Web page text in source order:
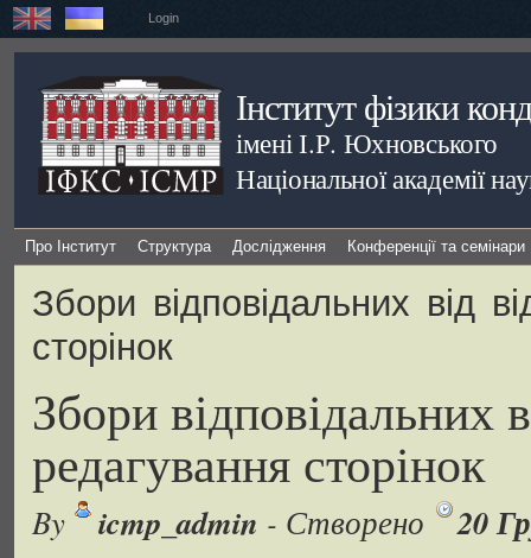
Login
Інститут фізики
імені І.Р. Юхновського
Національної академії
Про Інститут Структура Дослідження Конференції та семінари
Збори відповідальних від
сторінок
Збори відповідальних
редагування сторінок
By icmp_admin - Створено 20